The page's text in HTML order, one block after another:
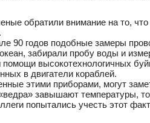
обратили внимание на то,
90 годов подобные замеры
забирали пробу воды и
высокотехнологичных
в двигатели кораблей.
этими приборами, могут
завышают температуры,
попытались учесть этот